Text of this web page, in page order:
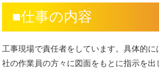
■仕事の内容
工事現場で責任者をしています。具体的に
社の作業員の方々に図面をもとに指示を出